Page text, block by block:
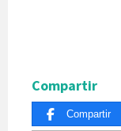
Compartir
Compartir